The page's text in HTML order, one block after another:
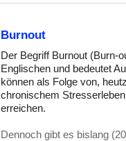
Burnout
Der Begriff Burnout (Burn-
Englischen und bedeutet
können als Folge von,
chronischem
erreichen.
Dennoch gibt es bislang